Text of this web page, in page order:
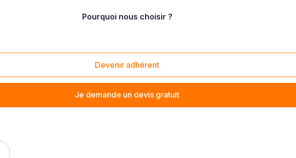
Pourquoi nous choisir ?
Devenir adhérent
Je demande un devis gratuit